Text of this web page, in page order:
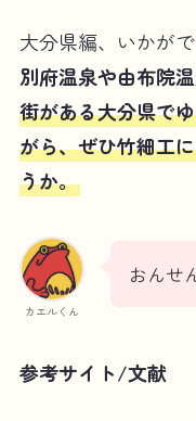
大分県編、いかが
別府温泉や由布院温
街がある大分県で
がら、ぜひ竹細工
うか。
カエルくん
おんせ
参考サイト/文献